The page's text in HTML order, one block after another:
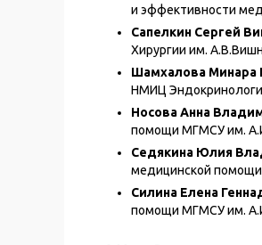
и эффективности
Сапелкин Сергей
Хирургии им.
Шамхалова Минара
НМИЦ
Носова Анна
помощи МГМСУ им.
Седякина Юлия
медицинской
Силина Елена
помощи МГМСУ им.